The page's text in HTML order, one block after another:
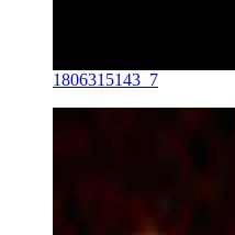
1806315143_7